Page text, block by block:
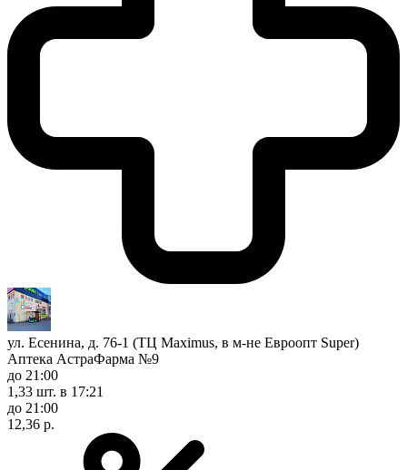
ул. Есенина, д. 76-1 (ТЦ Maximus, в м-не Евроопт Super)
Аптека АстраФарма №9
до 21:00
1,33 шт. в 17:21
до 21:00
12,36 р.